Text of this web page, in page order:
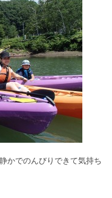
かでのんびりできて気持ち